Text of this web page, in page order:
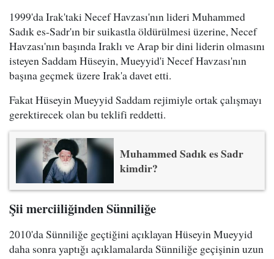
1999'da Irak'taki Necef Havzası'nın lideri Muhammed
Sadık es-Sadr'ın bir suikastla öldürülmesi üzerine, Necef
Havzası'nın başında Iraklı ve Arap bir dini liderin olmasını
isteyen Saddam Hüseyin, Mueyyid'i Necef Havzası'nın
başına geçmek üzere Irak'a davet etti.
Fakat Hüseyin Mueyyid Saddam rejimiyle ortak çalışmayı
gerektirecek olan bu teklifi reddetti.
Muhammed Sadık es Sadr
kimdir?
Şii merciiliğinden Sünniliğe
2010'da Sünniliğe geçtiğini açıklayan Hüseyin Mueyyid
daha sonra yaptığı açıklamalarda Sünniliğe geçişinin uzun